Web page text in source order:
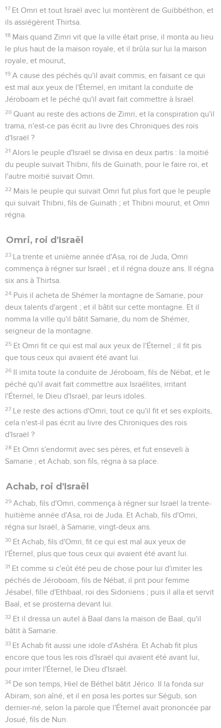
17 Et Omri et tout Israël avec lui montèrent de Guibbéthon, et
ils assiégèrent Thirtsa.
18 Mais quand Zimri vit que la ville était prise, il monta au lieu
le plus haut de la maison royale, et il brûla sur lui la maison
royale, et mourut,
19 A cause des péchés qu'il avait commis, en faisant ce qui
est mal aux yeux de l'Éternel, en imitant la conduite de
Jéroboam et le péché qu'il avait fait commettre à Israël.
20 Quant au reste des actions de Zimri, et la conspiration qu'il
trama, n'est-ce pas écrit au livre des Chroniques des rois
d'Israël ?
21 Alors le peuple d'Israël se divisa en deux partis : la moitié
du peuple suivait Thibni, fils de Guinath, pour le faire roi, et
l'autre moitié suivait Omri.
22 Mais le peuple qui suivait Omri fut plus fort que le peuple
qui suivait Thibni, fils de Guinath ; et Thibni mourut, et Omri
régna.
Omri, roi d'Israël
23 La trente et unième année d'Asa, roi de Juda, Omri
commença à régner sur Israël ; et il régna douze ans. Il régna
six ans à Thirtsa.
24 Puis il acheta de Shémer la montagne de Samarie, pour
deux talents d'argent ; et il bâtit sur cette montagne. Et il
nomma la ville qu'il bâtit Samarie, du nom de Shémer,
seigneur de la montagne.
25 Et Omri fit ce qui est mal aux yeux de l'Éternel ; il fit pis
que tous ceux qui avaient été avant lui.
26 Il imita toute la conduite de Jéroboam, fils de Nébat, et le
péché qu'il avait fait commettre aux Israélites, irritant
l'Éternel, le Dieu d'Israël, par leurs idoles.
27 Le reste des actions d'Omri, tout ce qu'il fit et ses exploits,
cela n'est-il pas écrit au livre des Chroniques des rois
d'Israël ?
28 Et Omri s'endormit avec ses pères, et fut enseveli à
Samarie ; et Achab, son fils, régna à sa place.
Achab, roi d'Israël
29 Achab, fils d'Omri, commença à régner sur Israël la trente-
huitième année d'Asa, roi de Juda. Et Achab, fils d'Omri,
régna sur Israël, à Samarie, vingt-deux ans.
30 Et Achab, fils d'Omri, fit ce qui est mal aux yeux de
l'Éternel, plus que tous ceux qui avaient été avant lui.
31 Et comme si c'eût été peu de chose pour lui d'imiter les
péchés de Jéroboam, fils de Nébat, il prit pour femme
Jésabel, fille d'Ethbaal, roi des Sidoniens ; puis il alla et servit
Baal, et se prosterna devant lui.
32 Et il dressa un autel à Baal dans la maison de Baal, qu'il
bâtit à Samarie.
33 Et Achab fit aussi une idole d'Ashéra. Et Achab fit plus
encore que tous les rois d'Israël qui avaient été avant lui,
pour irriter l'Éternel, le Dieu d'Israël.
34 De son temps, Hiel de Béthel bâtit Jérico. Il la fonda sur
Abiram, son aîné, et il en posa les portes sur Ségub, son
dernier-né, selon la parole que l'Éternel avait prononcée par
Josué, fils de Nun.